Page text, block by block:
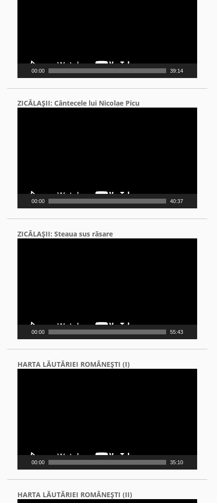
00:00 39:14
ZICĂLAŞII: Cântecele lui Nicolae Picu
00:00 40:37
ZICĂLAŞII: Steaua sus răsare
00:00 55:43
HARTA LĂUTĂRIEI ROMÂNEŞTI (I)
00:00 35:10
HARTA LĂUTĂRIEI ROMÂNEŞTI (II)